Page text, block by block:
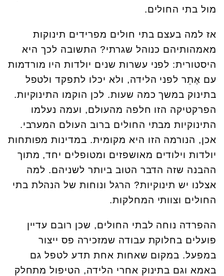
מול בתי החולים.
אז למה בעצם בתי חולים מפרידים תינוקות
מאמהותיהם כנוהל שגרתי? התשובה לכך היא
היסטורית: לפני עשרות שנים יולדות היו מורדמות
עם אֶתֵר לפני הלידה, ולא יכלו לתפקד ולטפל
בתינוק במשך כמה שעות. לכן הוקמו התינוקיות.
הפרקטיקה הזו חלפה מהעולם, ועמה נעלמו
התינוקיות מבתי החולים ברוב העולם המערבי.
אכן, הנורמה הזו היא מקומית. במדינות מפותחות
יולדות וילודים מאושפזים ומטופלים יחד, מתוך
ההבנה שזה הדבר הטוב ביותר לשניהם. למה
אצלנו יש תינוקיות? הרגל ונוחות של הנהלת בתי
החולים וצוותי המחלקות.
ההפרדה נוחה לבתי החולים, שכן רובם עדיין
פועלים בחלוקת עבודה שמזכירה פס ייצור
במפעל. במקום שאחות אחת תדע לטפל גם
באמא וגם בתינוק אחרי הלידה, הטיפול מתחלק